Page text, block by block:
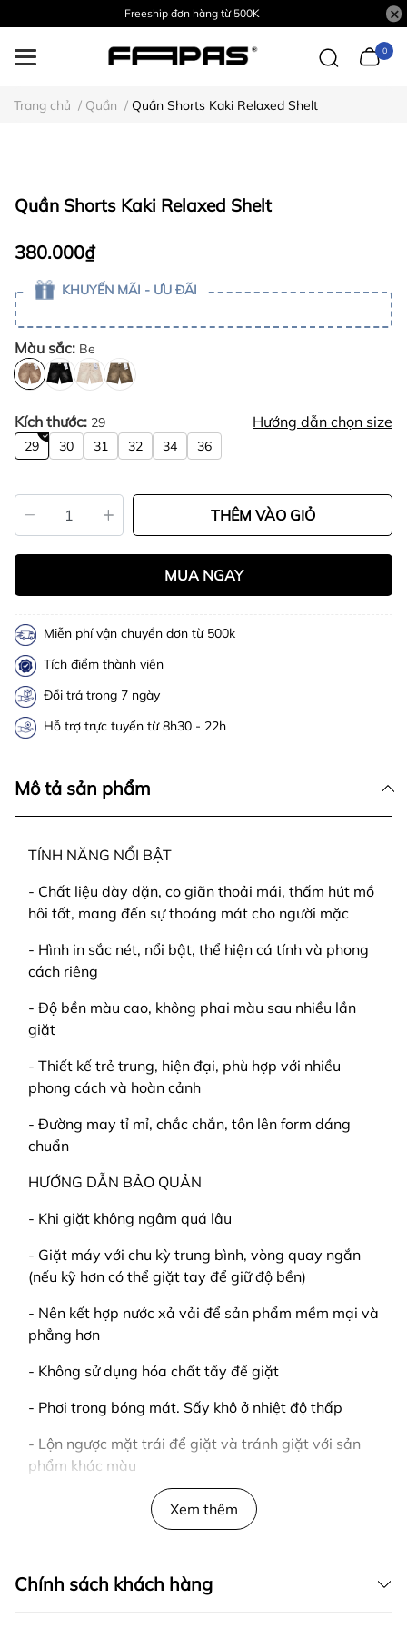
Freeship đơn hàng từ 500K
0
Trang chủ / Quần / Quần Shorts Kaki Relaxed Shelt
Quần Shorts Kaki Relaxed Shelt
380.000₫
KHUYẾN MÃI - ƯU ĐÃI
Màu sắc: Be
Kích thước: 29 Hướng dẫn chọn size
29 30 31 32 34 36
THÊM VÀO GIỎ
MUA NGAY
Miễn phí vận chuyển đơn từ 500k
Tích điểm thành viên
Đổi trả trong 7 ngày
Hỗ trợ trực tuyến từ 8h30 - 22h
Mô tả sản phẩm
TÍNH NĂNG NỔI BẬT
- Chất liệu dày dặn, co giãn thoải mái, thấm hút mồ
hôi tốt, mang đến sự thoáng mát cho người mặc
- Hình in sắc nét, nổi bật, thể hiện cá tính và phong
cách riêng
- Độ bền màu cao, không phai màu sau nhiều lần
giặt
- Thiết kế trẻ trung, hiện đại, phù hợp với nhiều
phong cách và hoàn cảnh
- Đường may tỉ mỉ, chắc chắn, tôn lên form dáng
chuẩn
HƯỚNG DẪN BẢO QUẢN
- Khi giặt không ngâm quá lâu
- Giặt máy với chu kỳ trung bình, vòng quay ngắn
(nếu kỹ hơn có thể giặt tay để giữ độ bền)
- Nên kết hợp nước xả vải để sản phẩm mềm mại và
phẳng hơn
- Không sử dụng hóa chất tẩy để giặt
- Phơi trong bóng mát. Sấy khô ở nhiệt độ thấp
- Lộn ngược mặt trái để giặt và tránh giặt với sản
phẩm khác màu
- Kiểm tra hàng trước khi thanh toán
____
Xem thêm
Chính sách khách hàng